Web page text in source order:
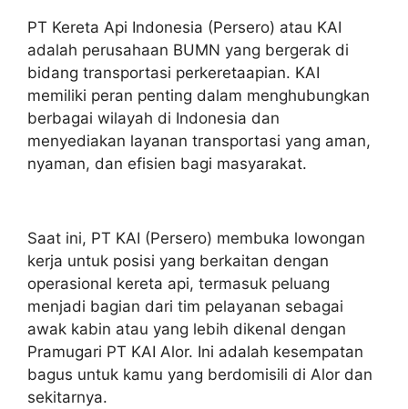
PT Kereta Api Indonesia (Persero) atau KAI
adalah perusahaan BUMN yang bergerak di
bidang transportasi perkeretaapian. KAI
memiliki peran penting dalam menghubungkan
berbagai wilayah di Indonesia dan
menyediakan layanan transportasi yang aman,
nyaman, dan efisien bagi masyarakat.
Saat ini, PT KAI (Persero) membuka lowongan
kerja untuk posisi yang berkaitan dengan
operasional kereta api, termasuk peluang
menjadi bagian dari tim pelayanan sebagai
awak kabin atau yang lebih dikenal dengan
Pramugari PT KAI Alor. Ini adalah kesempatan
bagus untuk kamu yang berdomisili di Alor dan
sekitarnya.